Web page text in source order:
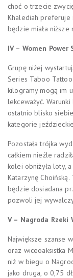
choć o trzecie
Khalediah preferuje
będzie miała niższe
IV – Women
Grupę niżej
Series Taboo
kilogramy mogą im
lekceważyć.
ostatnio blisko
kategorie
Pozostała trójka
całkiem nieźle
kolei obniżyła loty,
Katarzynę
będzie dosiadana
pozwoli jej
V – Nagroda Rzeki
Największe szanse
oraz wiceoaksistka
niż w biegu o
jako druga, o 0,75